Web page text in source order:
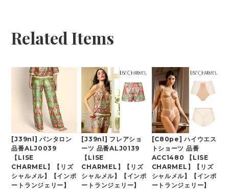
Related Items
[J39nl] パンタロン
品番ALJ0039
【LISE
CHARMEL】【リズ
シャルメル】【インポ
ートランジェリー】
[J39nl] フレアショ
ーツ 品番ALJ0139
【LISE
CHARMEL】【リズ
シャルメル】【インポ
ートランジェリー】
[C80pe] ハイウエス
トショーツ 品番
ACC1480 【LISE
CHARMEL】【リズ
シャルメル】【インポ
ートランジェリー】